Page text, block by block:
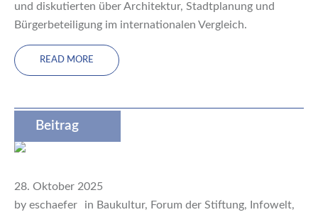
und diskutierten über Architektur, Stadtplanung und
Bürgerbeteiligung im internationalen Vergleich.
READ MORE
Beitrag
28. Oktober 2025
by eschaefer in Baukultur, Forum der Stiftung, Infowelt,